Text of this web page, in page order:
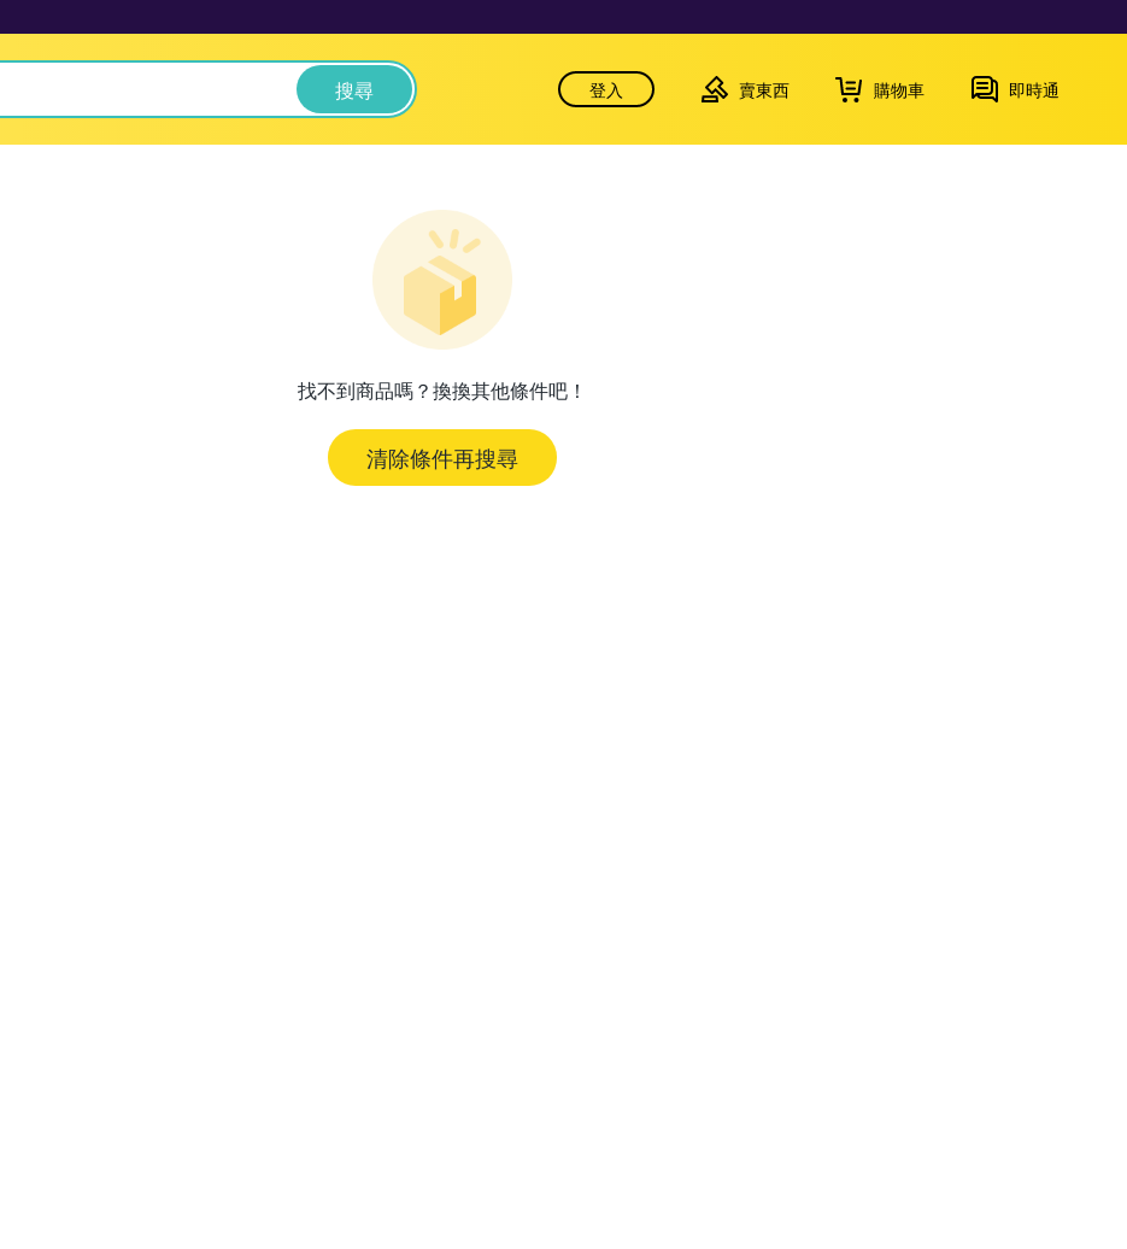
搜尋 登入 賣東西 購物車 即時通
找不到商品嗎？換換其他條件吧！
清除條件再搜尋